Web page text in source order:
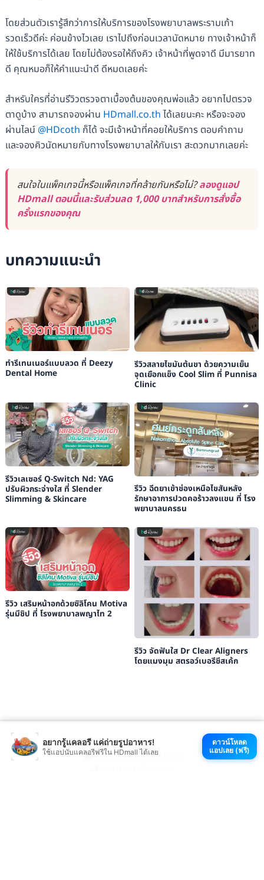
โดยส่วนตัวเรารู้สึกว่าการให้บริการของโรงพยาบาลพระรามเก้า
รวดเร็วดีค่ะ ค่อนข้างไวเลย เราไปถึงก่อนเวลานัดหมาย ทางเจ้าหน้าก็
ให้ใช้บริการได้เลย โดยไม่ต้องรอให้ถึงคิว เจ้าหน้าที่พูดจาดี มีมารยาท
ดี คุณหมอก็ให้คำแนะนำดี ดีหมดเลยค่ะ
สำหรับใครที่อ่านรีวิวตรวจตาเบื้องต้นของคุณพ่อแล้ว อยากไปตรวจ
ตาดูบ้าง สามารถจองผ่าน HDmall.co.th ได้เลยนะคะ หรือจะจอง
ผ่านไลน์ @HDcoth ก็ได้ จะมีเจ้าหน้าที่คอยให้บริการ ตอบคำถาม
และจองคิวนัดหมายกับทางโรงพยาบาลให้กับเรา สะดวกมากเลยค่ะ
สนใจในแพ็คเกจนี้หรือแพ็คเกจที่คล้ายกันหรือไม่?ลองดูแอป
HDmall ตอนนี้และรับส่วนลด 1,000 บาทสำหรับการสั่งซื้อ
ครั้งแรกของคุณ
บทความแนะนำ
ทำรีเทนเนอร์แบบลวด ที่ Deezy
Dental Home
รีวิวสลายไขมันต้นขา ด้วยความเย็น
จุดเยือกแข็ง Cool Slim ที่ Punnisa
Clinic
รีวิวเลเซอร์ Q-Switch Nd: YAG
ปรับผิวกระจ่างใส ที่ Slender
Slimming & Skincare
รีวิว ฉีดยาเข้าช่องเหนือไขสันหลัง
รักษาอาการปวดคอร้าวลงแขน ที่ โรง
พยาบาลนครธน
รีวิว เสริมหน้าอกด้วยซิลิโคน Motiva
รุ่นมีชิป ที่ โรงพยาบาลพญาไท 2
รีวิว จัดฟันใส Dr Clear Aligners
โดยแมงมุม สตรอว์เบอรีชีสเค้ก
ดูรีวิวบริการใน YouTube
อยากรู้แคลอรี แค่ถ่ายรูปอาหาร!
ใช้แอปนับแคลอรีฟรีใน HDmall ได้เลย
ดาวน์โหลด
แอปเลย (ฟรี)